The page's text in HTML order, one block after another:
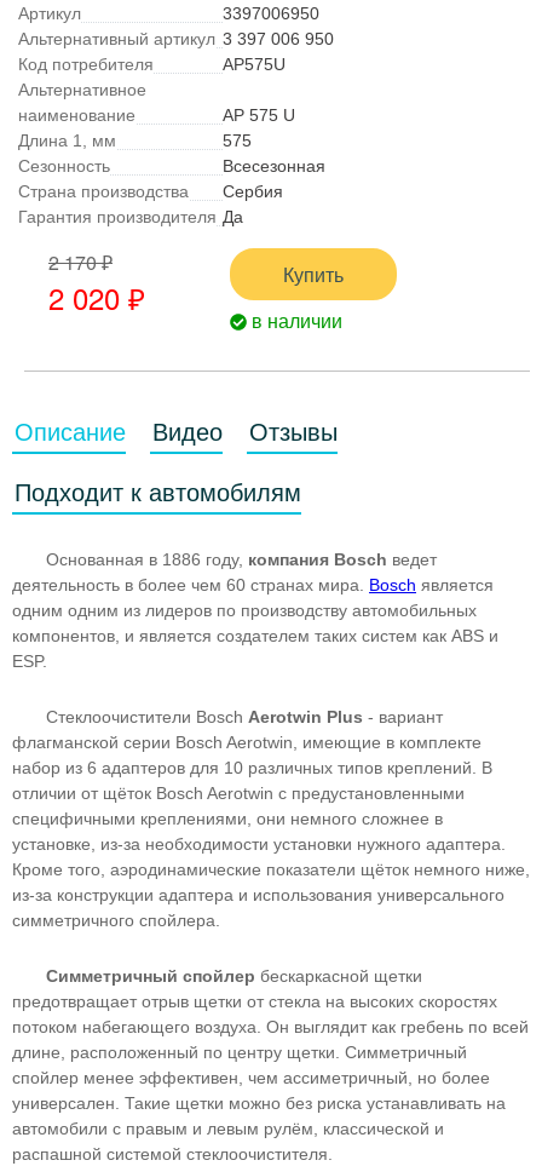
Артикул
3397006950
Альтернативный артикул 3 397 006 950
Код потребителя
AP575U
Альтернативное
наименование
AP 575 U
Длина 1, мм
575
Сезонность
Всесезонная
Страна производства
Сербия
Гарантия производителя Да
2 170 ₽
2 020 ₽
Купить
в наличии
Описание Видео Отзывы
Подходит к автомобилям
Основанная в 1886 году, компания Bosch ведет
деятельность в более чем 60 странах мира. Bosch является
одним одним из лидеров по производству автомобильных
компонентов, и является создателем таких систем как ABS и
ESP.
Стеклоочистители Bosch Aerotwin Plus - вариант
флагманской серии Bosch Aerotwin, имеющие в комплекте
набор из 6 адаптеров для 10 различных типов креплений. В
отличии от щёток Bosch Aerotwin с предустановленными
специфичными креплениями, они немного сложнее в
установке, из-за необходимости установки нужного адаптера.
Кроме того, аэродинамические показатели щёток немного ниже,
из-за конструкции адаптера и использования универсального
симметричного спойлера.
Симметричный спойлер бескаркасной щетки
предотвращает отрыв щетки от стекла на высоких скоростях
потоком набегающего воздуха. Он выглядит как гребень по всей
длине, расположенный по центру щетки. Симметричный
спойлер менее эффективен, чем ассиметричный, но более
универсален. Такие щетки можно без риска устанавливать на
автомобили с правым и левым рулём, классической и
распашной системой стеклоочистителя.